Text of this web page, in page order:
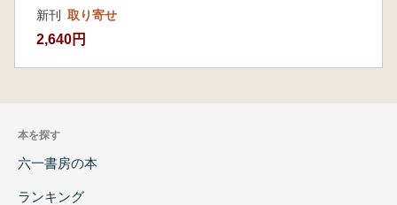
新刊 取り寄せ
2,640円
本を探す
六一書房の本
ランキング